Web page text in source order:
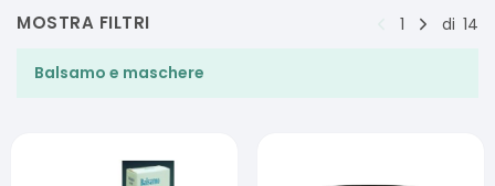
MOSTRA FILTRI 1 di 14
Balsamo e maschere